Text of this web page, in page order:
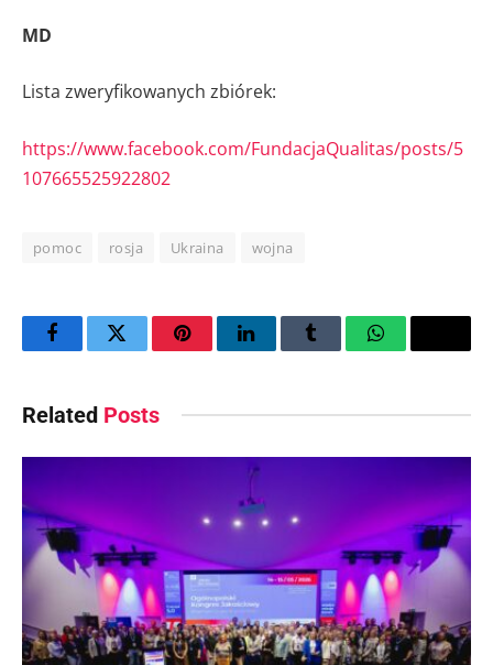
MD
Lista zweryfikowanych zbiórek:
https://www.facebook.com/FundacjaQualitas/posts/5
107665525922802
pomoc rosja Ukraina wojna
FacebookTwitter PinterestLinkedInTumblr WhatsAppEmail
Related Posts